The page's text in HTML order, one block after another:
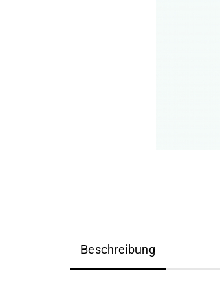
Beschreibung